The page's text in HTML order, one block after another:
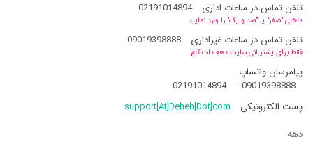
تلفن تماس در ساعات اداری
02191014894
داخلی "صفر" یا "صد و یک" را وارد نمایید
تلفن تماس در ساعات غیراداری 09019398888
فقط برای پشتیبانی سایت دهه دات کام
پیامرسان واتساپ
09019398888
-
02191014894
پست الکترونیکی
support[At]Deheh[Dot]com
دهه